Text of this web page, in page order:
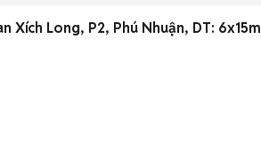
Xích Long, P2, Phú Nhuận, DT: 6x15m